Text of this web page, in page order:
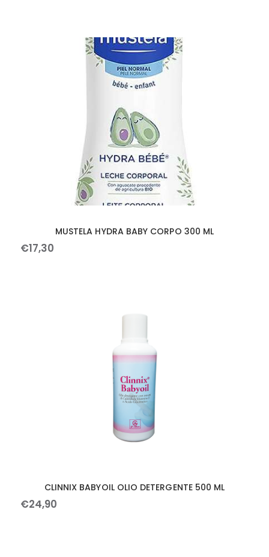
MUSTELA HYDRA BABY CORPO 300 ML
€17,30
CLINNIX BABYOIL OLIO DETERGENTE 500 ML
€24,90